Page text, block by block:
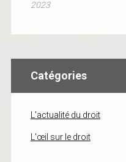
2023
Catégories
L'actualité du droit
L'œil sur le droit